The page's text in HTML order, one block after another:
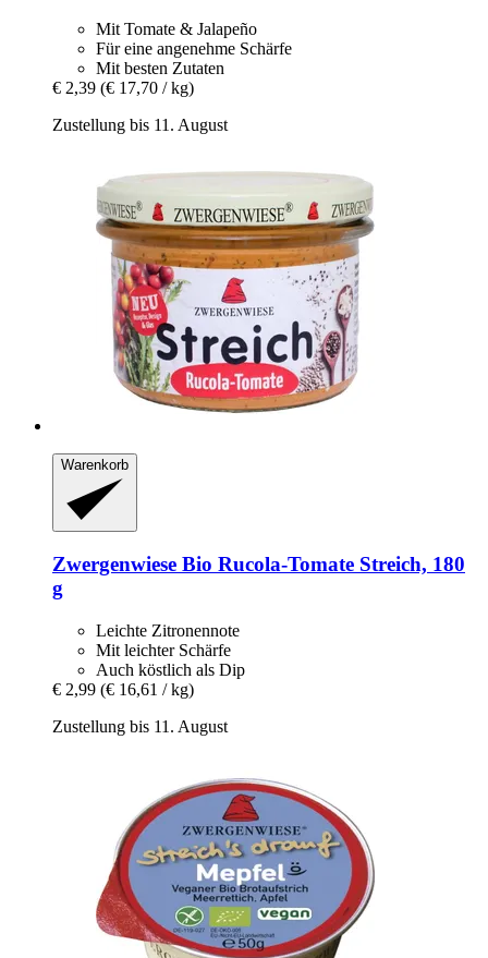
Mit Tomate & Jalapeño
Für eine angenehme Schärfe
Mit besten Zutaten
€ 2,39 (€ 17,70 / kg)
Zustellung bis 11. August
Warenkorb
Zwergenwiese Bio Rucola-​Tomate Streich, 180
g
Leichte Zitronennote
Mit leichter Schärfe
Auch köstlich als Dip
€ 2,99 (€ 16,61 / kg)
Zustellung bis 11. August